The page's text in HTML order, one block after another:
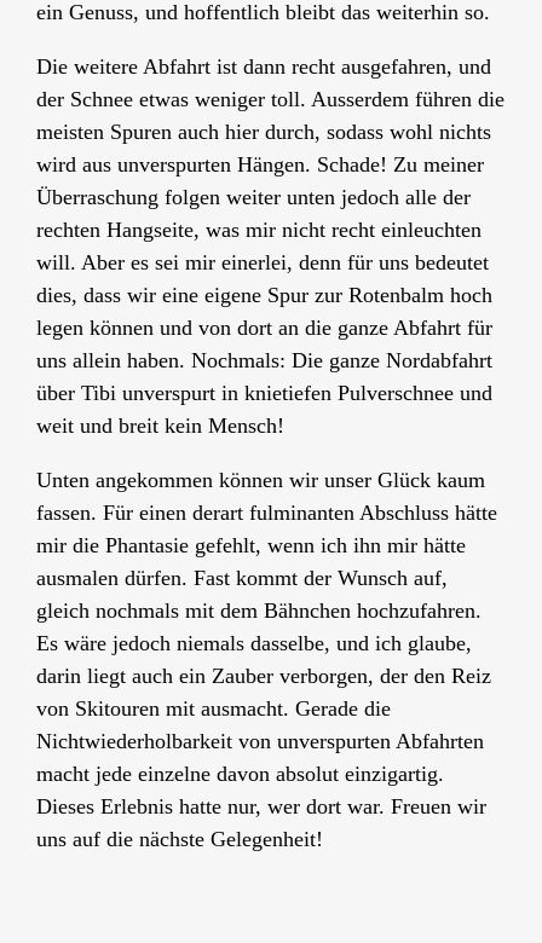
ein Genuss, und hoffentlich bleibt das weiterhin so.
Die weitere Abfahrt ist dann recht ausgefahren, und
der Schnee etwas weniger toll. Ausserdem führen die
meisten Spuren auch hier durch, sodass wohl nichts
wird aus unverspurten Hängen. Schade! Zu meiner
Überraschung folgen weiter unten jedoch alle der
rechten Hangseite, was mir nicht recht einleuchten
will. Aber es sei mir einerlei, denn für uns bedeutet
dies, dass wir eine eigene Spur zur Rotenbalm hoch
legen können und von dort an die ganze Abfahrt für
uns allein haben. Nochmals: Die ganze Nordabfahrt
über Tibi unverspurt in knietiefen Pulverschnee und
weit und breit kein Mensch!
Unten angekommen können wir unser Glück kaum
fassen. Für einen derart fulminanten Abschluss hätte
mir die Phantasie gefehlt, wenn ich ihn mir hätte
ausmalen dürfen. Fast kommt der Wunsch auf,
gleich nochmals mit dem Bähnchen hochzufahren.
Es wäre jedoch niemals dasselbe, und ich glaube,
darin liegt auch ein Zauber verborgen, der den Reiz
von Skitouren mit ausmacht. Gerade die
Nichtwiederholbarkeit von unverspurten Abfahrten
macht jede einzelne davon absolut einzigartig.
Dieses Erlebnis hatte nur, wer dort war. Freuen wir
uns auf die nächste Gelegenheit!